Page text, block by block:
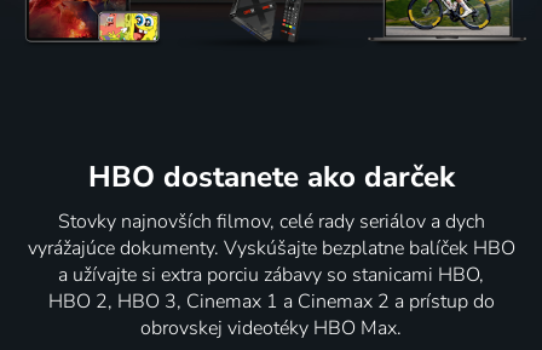
HBO dostanete ako darček
Stovky najnovších filmov, celé rady seriálov a dych
vyrážajúce dokumenty. Vyskúšajte bezplatne balíček HBO
a užívajte si extra porciu zábavy so stanicami HBO,
HBO 2, HBO 3, Cinemax 1 a Cinemax 2 a prístup do
obrovskej videotéky HBO Max.